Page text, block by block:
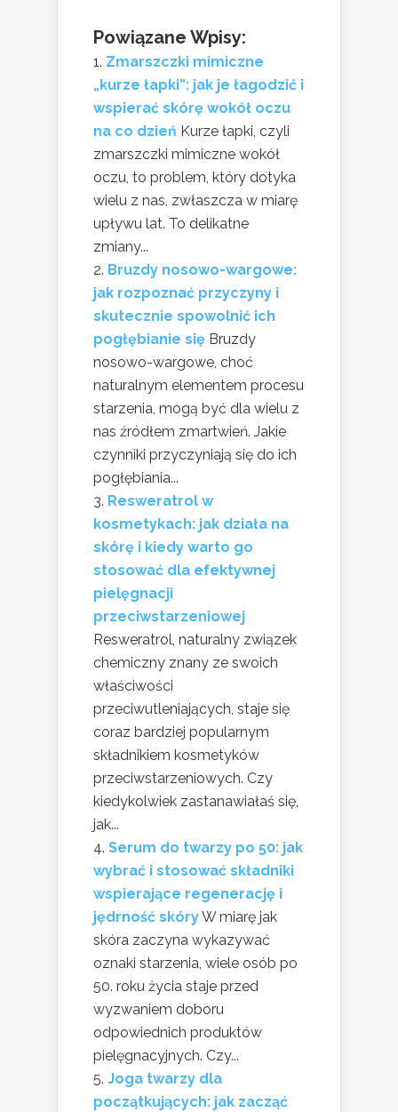
Powiązane Wpisy:
Zmarszczki mimiczne
„kurze łapki”: jak je łagodzić i
wspierać skórę wokół oczu
na co dzień Kurze łapki, czyli
zmarszczki mimiczne wokół
oczu, to problem, który dotyka
wielu z nas, zwłaszcza w miarę
upływu lat. To delikatne
zmiany...
Bruzdy nosowo-wargowe:
jak rozpoznać przyczyny i
skutecznie spowolnić ich
pogłębianie się Bruzdy
nosowo-wargowe, choć
naturalnym elementem procesu
starzenia, mogą być dla wielu z
nas źródłem zmartwień. Jakie
czynniki przyczyniają się do ich
pogłębiania...
Resweratrol w
kosmetykach: jak działa na
skórę i kiedy warto go
stosować dla efektywnej
pielęgnacji
przeciwstarzeniowej
Resweratrol, naturalny związek
chemiczny znany ze swoich
właściwości
przeciwutleniających, staje się
coraz bardziej popularnym
składnikiem kosmetyków
przeciwstarzeniowych. Czy
kiedykolwiek zastanawiałaś się,
jak...
Serum do twarzy po 50: jak
wybrać i stosować składniki
wspierające regenerację i
jędrność skóryW miarę jak
skóra zaczyna wykazywać
oznaki starzenia, wiele osób po
50. roku życia staje przed
wyzwaniem doboru
odpowiednich produktów
pielęgnacyjnych. Czy...
Joga twarzy dla
początkujących: jak zacząć